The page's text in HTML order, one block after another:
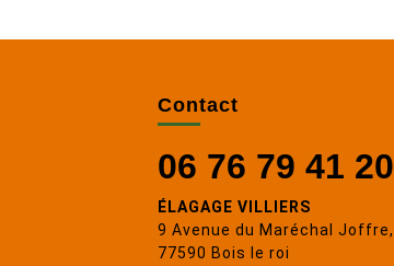
Contact
06 76 79 41 20
ÉLAGAGE VILLIERS
9 Avenue du Maréchal Joffre,
77590 Bois le roi